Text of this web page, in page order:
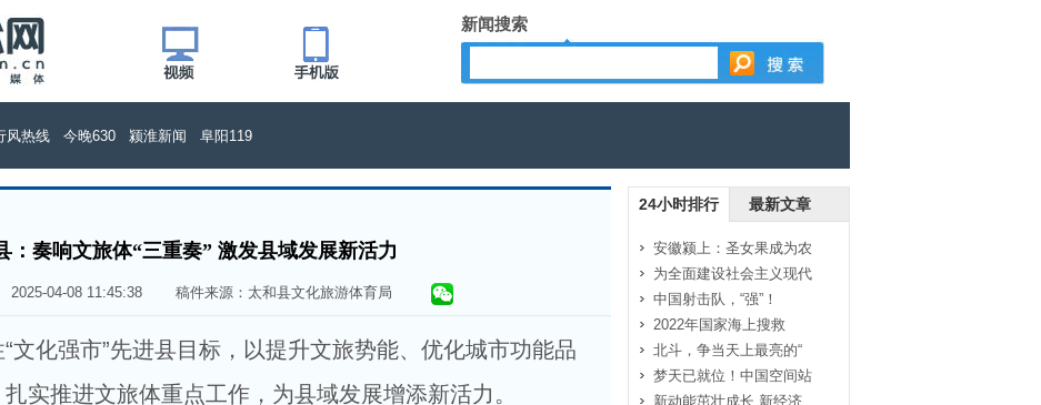
新闻搜索
风热线 今晚630 颍淮新闻 阜阳119
：奏响文旅体“三重奏” 激发县域发展新活力
2025-04-08 11:45:38 稿件来源：太和县文化旅游体育局
文化强市”先进县目标，以提升文旅势能、优化城市功能品
实推进文旅体重点工作，为县域发展增添新活力。
24小时排行 最新文章
安徽颍上：圣女果成为农
为全面建设社会主义现代
中国射击队，“强”！
2022年国家海上搜救
北斗，争当天上最亮的“
梦天已就位！中国空间站
新动能茁壮成长 新经济